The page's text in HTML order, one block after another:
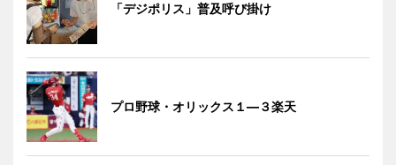
「デジポリス」普及呼び掛け
プロ野球・オリックス１―３楽天